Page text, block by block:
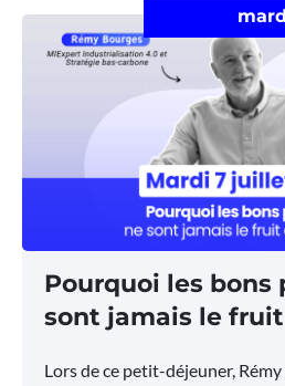
Pourquoi les bons
sont jamais le
Lors de ce petit-déjeuner,